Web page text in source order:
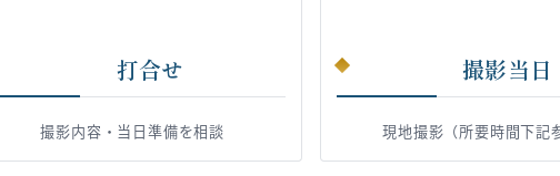
打合せ
撮影内容・当日準備を相談
撮影当日
現地撮影（所要時間下記